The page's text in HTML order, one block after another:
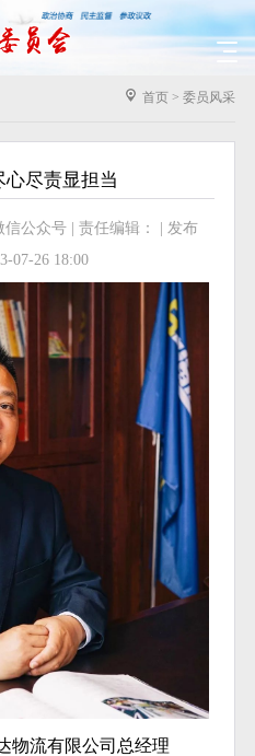
首页 >委员风采
心尽责显担当
公众号 | 责任编辑： | 发布
07-26 18:00
流有限公司总经理